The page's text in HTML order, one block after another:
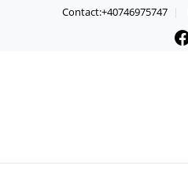
Contact:+40746975747